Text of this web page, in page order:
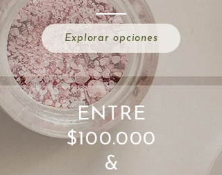
Explorar opciones
ENTRE
$100.000
&